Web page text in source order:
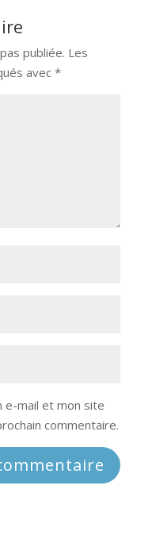
publiée. Les
avec *
e-mail et mon site
commentaire.